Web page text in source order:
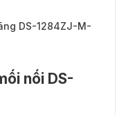
DS-1284ZJ-M-
nối DS-